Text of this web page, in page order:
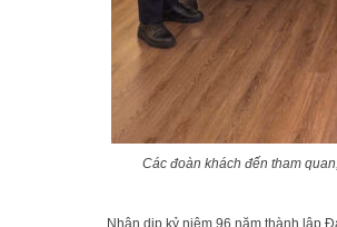
Các đoàn khách đến tham